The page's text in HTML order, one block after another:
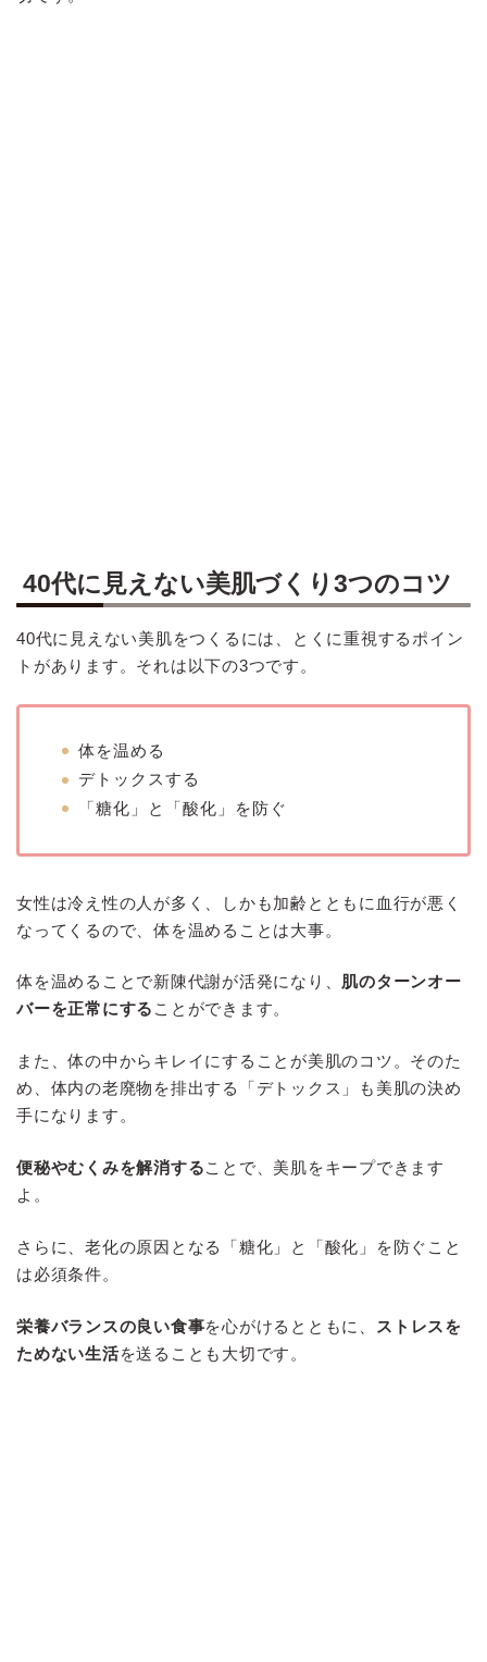
40代に見えない美肌づくり3つのコツ
40代に見えない美肌をつくるには、とくに重視するポイン
トがあります。それは以下の3つです。
体を温める
デトックスする
「糖化」と「酸化」を防ぐ
女性は冷え性の人が多く、しかも加齢とともに血行が悪く
なってくるので、体を温めることは大事。
体を温めることで新陳代謝が活発になり、 肌のターンオー
バーを正常にする ことができます。
また、体の中からキレイにすることが美肌のコツ。そのた
め、体内の老廃物を排出する「デトックス」も美肌の決め
手になります。
便秘やむくみを解消することで、美肌をキープできます
よ。
さらに、老化の原因となる「糖化」と「酸化」を防ぐこと
は必須条件。
栄養バランスの良い食事を心がけるとともに、
ストレスを
ためない生活を送ることも大切です。